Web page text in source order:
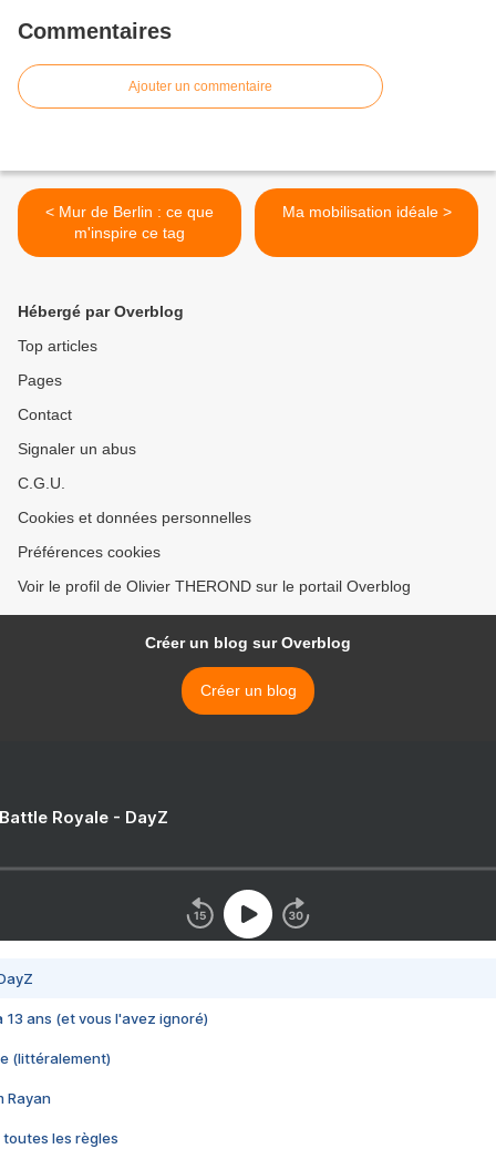
Commentaires
Ajouter un commentaire
< Mur de Berlin : ce que
m'inspire ce tag
Ma mobilisation idéale >
Hébergé par Overblog
Top articles
Pages
Contact
Signaler un abus
C.G.U.
Cookies et données personnelles
Préférences cookies
Voir le profil de Olivier THEROND sur le portail Overblog
Créer un blog sur Overblog
Créer un blog
Royale - DayZ
13 ans (et vous l'avez ignoré)
(littéralement)
Rayan
toutes les règles